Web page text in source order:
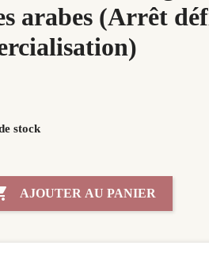
arabes (Arrêt
stock
AJOUTER AU PANIER